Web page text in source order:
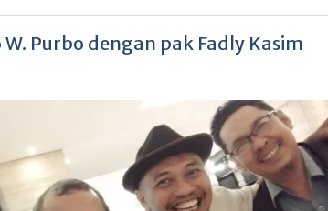
Purbo dengan pak Fadly Kasim